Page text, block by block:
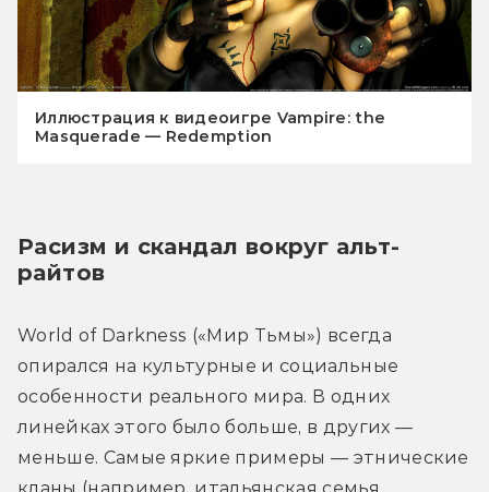
Иллюстрация к видеоигре Vampire: the
Masquerade — Redemption
Расизм и скандал вокруг альт-
райтов
World of Darkness («Мир Тьмы») всегда
опирался на культурные и социальные
особенности реального мира. В одних
линейках этого было больше, в других —
меньше. Самые яркие примеры — этнические
кланы (например, итальянская семья